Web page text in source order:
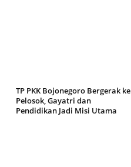
TP PKK Bojonegoro Bergerak ke
Pelosok, Gayatri dan
Pendidikan Jadi Misi Utama